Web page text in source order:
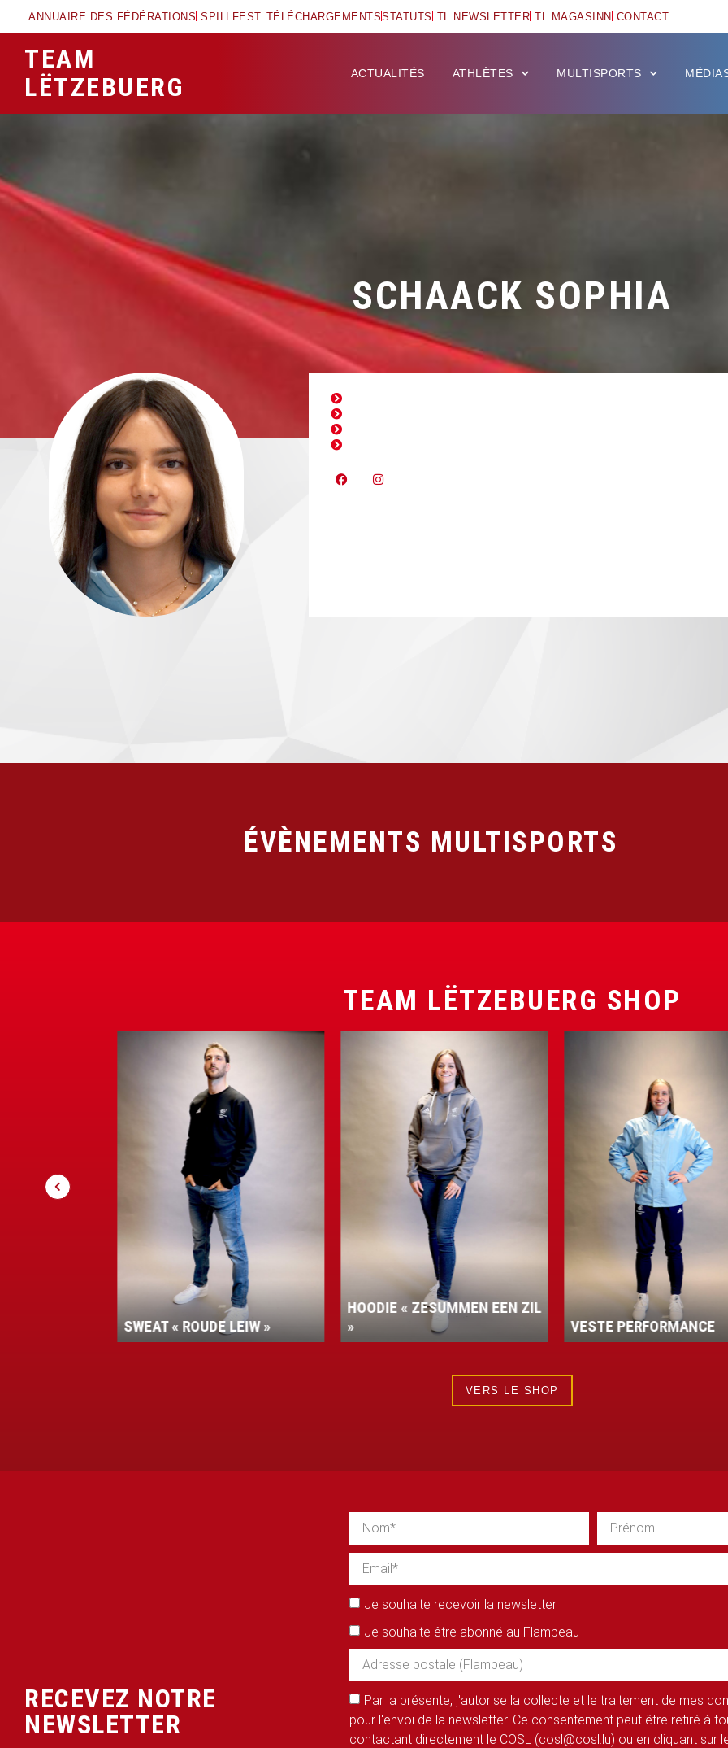
ANNUAIRE DES FÉDÉRATIONS SPILLFEST TÉLÉCHARGEMENTSSTATUTS TL NEWSLETTER TL MAGASINN CONTACT
TEAM
LËTZEBUERG
ACTUALITÉS ATHLÈTES MULTISPORTS
SCHAACK SOPHIA
ÉVÈNEMENTS MULTISPORTS
TEAM LËTZEBUERG SHOP
SWEAT « ROUDE LEIW »
HOODIE « ZESUMMEN EEN ZIL
»
VESTE PERFORMANCE
VERS LE SHOP
RECEVEZ NOTRE
NEWSLETTER
Je souhaite recevoir la newsletter
Je souhaite être abonné au Flambeau
Par la présente, j'autorise la collecte et le traitement de mes
pour l'envoi de la newsletter. Ce consentement peut être retiré à
contactant directement le COSL (cosl@cosl.lu) ou en cliquant sur